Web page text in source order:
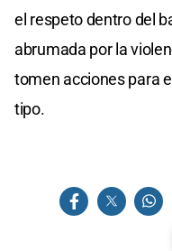
el respeto dentro del
abrumada por la
tomen acciones para
tipo.